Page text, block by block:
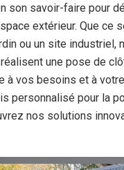
son savoir-faire pour
extérieur. Que ce
ou un site industriel,
une pose de
à vos besoins et à
personnalisé pour la
nos solutions